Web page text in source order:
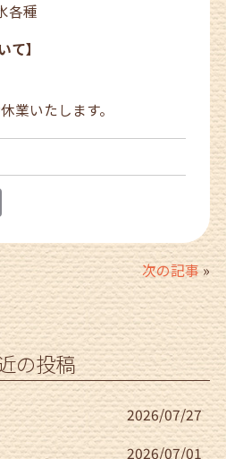
各種
て】
業いたします。
E
ai
l 次の記事»
の投稿
2026/07/27
2026/07/01